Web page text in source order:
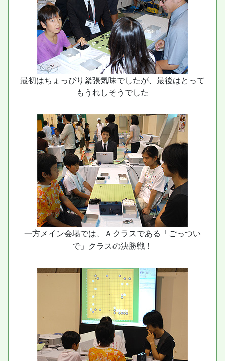
最初はちょっぴり緊張気味でしたが、最後はとって
もうれしそうでした
一方メイン会場では、Ａクラスである「ごっつい
で」クラスの決勝戦！